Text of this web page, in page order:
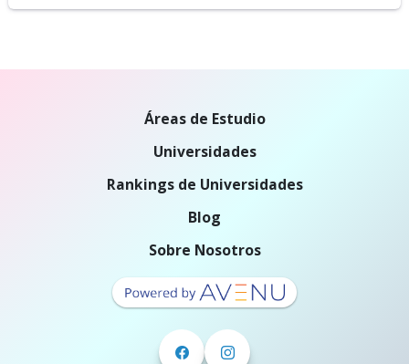
Áreas de Estudio
Universidades
Rankings de Universidades
Blog
Sobre Nosotros